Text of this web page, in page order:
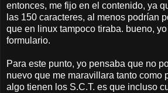
entonces, me fijo en el contenido, ya
las 150 caracteres, al menos podrían
que en linux tampoco tiraba. bueno, yo
formulario.
Para este punto, yo pensaba que no
nuevo que me maravillara tanto como
algo tienen los S.C.T. es que incluso